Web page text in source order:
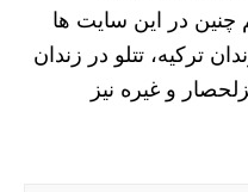
چنین در این سایت ها
ترکیه، تتلو در زندان
قزلحصار و غیره نیز